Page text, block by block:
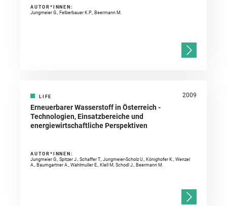
AUTOR*INNEN:
Jungmeier G., Felberbauer K.P., Beermann M.
LIFE 2009
Erneuerbarer Wasserstoff in Österreich -
Technologien, Einsatzbereiche und
energiewirtschaftliche Perspektiven
AUTOR*INNEN:
Jungmeier G., Spitzer J., Schaffer T., Jungmeier-Scholz U., Könighofer K., Wenzel
A., Baumgartner A., Wahlmuller E., Klell M, Schodl J., Beermann M.